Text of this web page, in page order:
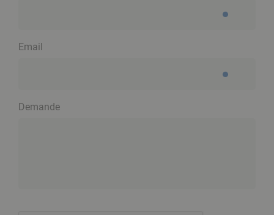
Email
Demande